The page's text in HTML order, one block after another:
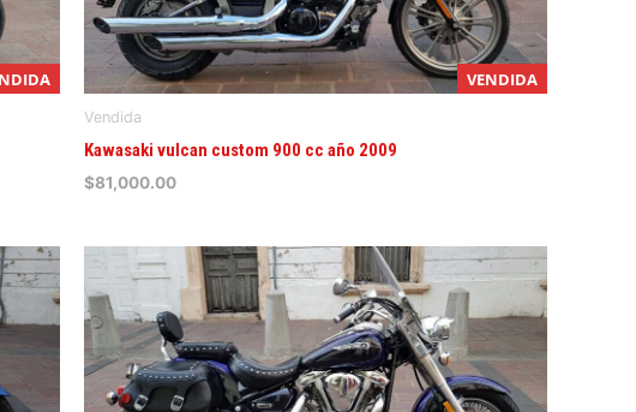
VENDIDA
Vendida
Kawasaki vulcan custom 900 cc año 2009
$81,000.00